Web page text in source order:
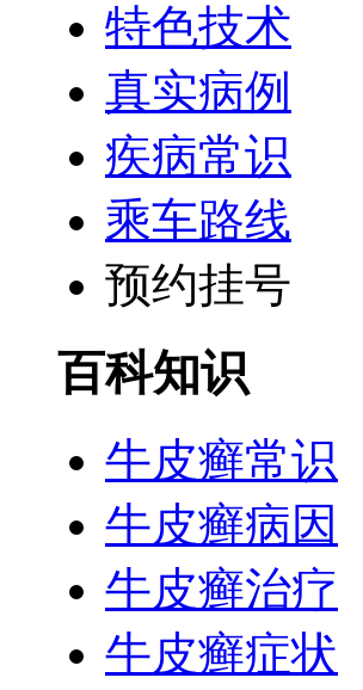
特色技术
真实病例
疾病常识
乘车路线
预约挂号
百科知识
牛皮癣常识
牛皮癣病因
牛皮癣治疗
牛皮癣症状